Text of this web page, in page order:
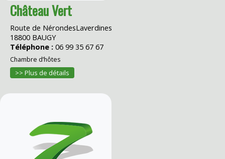
Château Vert
Route de NérondesLaverdines
18800 BAUGY
Téléphone : 06 99 35 67 67
Chambre d’hôtes
>> Plus de détails